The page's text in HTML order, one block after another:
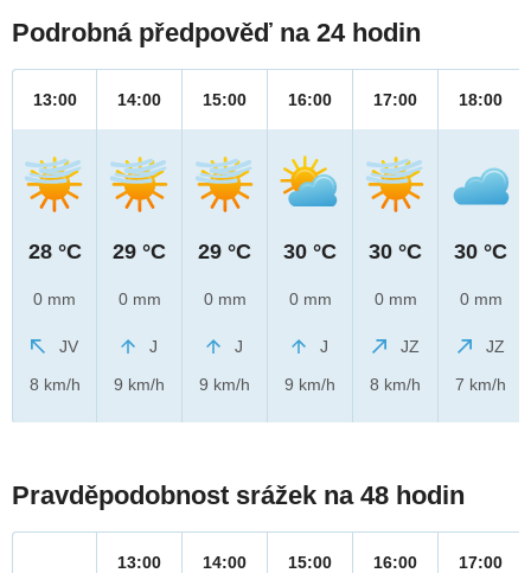
Podrobná předpověď na 24 hodin
13:00
28 °C
0 mm
JV
8 km/h
14:00
29 °C
0 mm
J
9 km/h
15:00
29 °C
0 mm
J
9 km/h
16:00
30 °C
0 mm
J
9 km/h
17:00
30 °C
0 mm
JZ
8 km/h
18:00
30 °C
0 mm
JZ
7 km/h
Pravděpodobnost srážek na 48 hodin
13:00
14:00
15:00
16:00
17:00